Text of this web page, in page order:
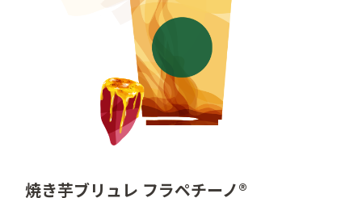
焼き芋ブリュレ フラペチーノ®